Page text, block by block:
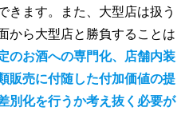
きます。また、大型店は扱う
から大型店と勝負することは
のお酒への専門化、店舗内装
販売に付随した付加価値の提
別化を行うか考え抜く必要が